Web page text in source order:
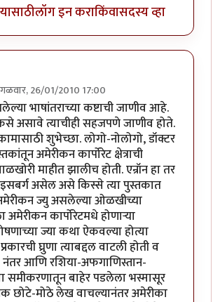
लॉग इन कराकिंवासदस्य व्हा
26/01/2010 17:00
भाषांतराच्या कष्टाची जाणीव आहे.
असावे त्याचीही सहजपणे जाणीव होते.
शुभेच्छा. लोगो-नोलोगो, डॉक्टर
अमेरीकन कार्पोरेट क्षेत्राची
माहीत झालीच होती. एन्रॉन हा तर
असेल असे किस्से त्या पुस्तकात
ज्यु असलेल्या ओळखीच्या
कार्पोरेटमधे होणार्‍या
ज्या कथा ऐकवल्या होत्या
घ्रुणा त्याबद्दल वाटली होती व
आणि रशिया-अफगाणिस्तान-
समीकरणातून बाहेर पडलेला भस्मासूर
छोटे-मोठे लेख वाचल्यानंतर अमेरीका